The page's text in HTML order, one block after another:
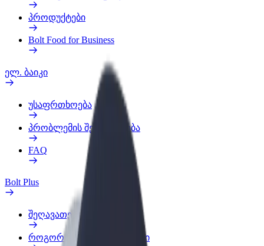
პროდუქტები
Bolt Food for Business
ელ. ბაიკი
უსაფრთხოება
პრობლემის შეტყობინება
FAQ
Bolt Plus
შეღავათები
როგორ გავხდე გამომწერი